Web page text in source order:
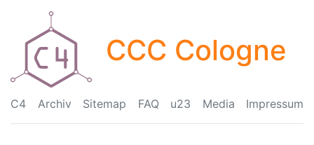
CCC Cologne
C4 Archiv Sitemap FAQ u23 Media Impressum